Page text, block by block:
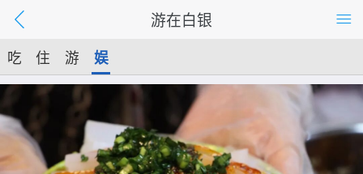
游在白银
吃 住 游 娱